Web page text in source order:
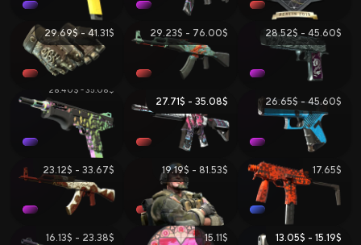
29.69$ - 41.31$ 29.23$ - 76.00$ 28.52$ - 45.60$
28.40$ - 35.08$
27.71$ - 35.08$ 26.65$ - 45.60$
23.12$ - 33.67$ 19.19$ - 81.53$ 17.65$
16.13$ - 23.38$ 15.11$ 13.05$ - 15.19$